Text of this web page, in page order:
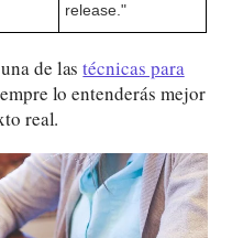
release."
de lastécnicas para
lo entenderás mejor
real.